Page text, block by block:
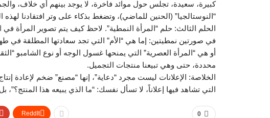
كبيرة، سعيدة، تجلس حول موائد فاخرة، لا يوجد بينهم أي خلاف،
“النوستالجيا” (الحنين للماضي)، وتضغط بذكاء على وتر افتقادنا لهذه
الحلم الثالث: حلم “المرأة النمطية”. لاحظ كيف يتم تصوير المرأة في
في صورتين نمطيتين: إما هي “الأم” التي تجد سعادتها المطلقة في
أو هي “المرأة العصرية” التي يمنحها غسول الوجه أو نوع الشامبو
محددة، حتى وهي تبيعنا منتجات التجميل.
الخلاصة: الإعلانات ليست مجرد “دعاية”، إنها “مصنع” ضخم لإعادة
التي تشاهد فيها إعلاناً، لا تسأل نفسك: “ما الذي يبيعه هذا
0
ReddIt